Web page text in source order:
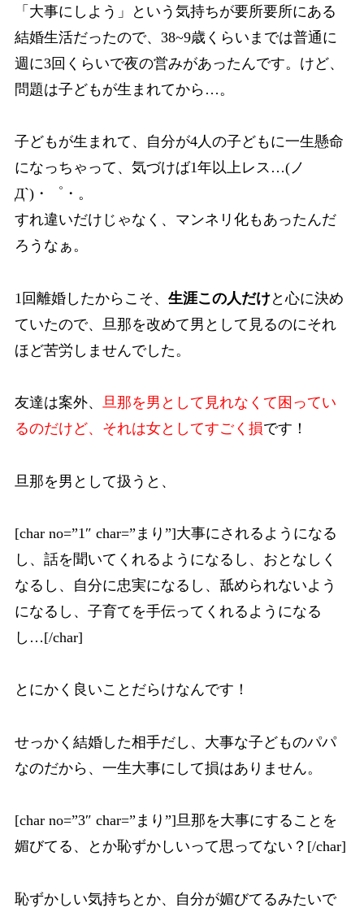
「大事にしよう」という気持ちが要所要所にある
結婚生活だったので、38~9歳くらいまでは普通に
週に3回くらいで夜の営みがあったんです。けど、
問題は子どもが生まれてから…。
子どもが生まれて、自分が4人の子どもに一生懸命
になっちゃって、気づけば1年以上レス…(ノ
Д`)・゜・。
すれ違いだけじゃなく、マンネリ化もあったんだ
ろうなぁ。
1回離婚したからこそ、 生涯この人だけと心に決め
ていたので、旦那を改めて男として見るのにそれ
ほど苦労しませんでした。
友達は案外、 旦那を男として見れなくて困ってい
るのだけど、それは女としてすごく損です！
旦那を男として扱うと、
[char no=”1″ char=”まり”]大事にされるようになる
し、話を聞いてくれるようになるし、おとなしく
なるし、自分に忠実になるし、舐められないよう
になるし、子育てを手伝ってくれるようになる
し…[/char]
とにかく良いことだらけなんです！
せっかく結婚した相手だし、大事な子どものパパ
なのだから、一生大事にして損はありません。
[char no=”3″ char=”まり”]旦那を大事にすることを
媚びてる、とか恥ずかしいって思ってない？[/char]
恥ずかしい気持ちとか、自分が媚びてるみたいで